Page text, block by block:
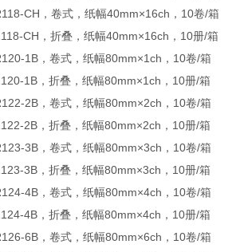
CH，卷式，纸幅40mm×16ch，10卷/箱
CH，折叠，纸幅40mm×16ch，10册/箱
1B，卷式，纸幅80mm×1ch，10卷/箱
1B，折叠，纸幅80mm×1ch，10册/箱
2B，卷式，纸幅80mm×2ch，10卷/箱
2B，折叠，纸幅80mm×2ch，10册/箱
3B，卷式，纸幅80mm×3ch，10卷/箱
3B，折叠，纸幅80mm×3ch，10册/箱
4B，卷式，纸幅80mm×4ch，10卷/箱
4B，折叠，纸幅80mm×4ch，10册/箱
6B，卷式，纸幅80mm×6ch，10卷/箱